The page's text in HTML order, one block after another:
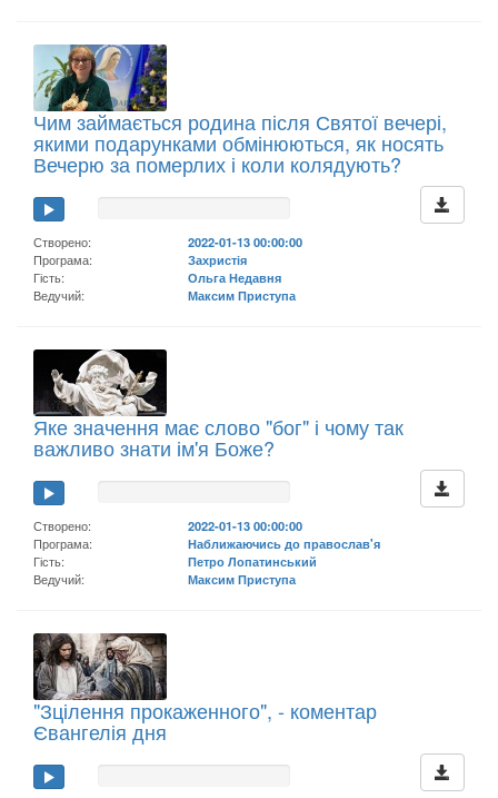
Чим займається родина після Святої вечері,
якими подарунками обмінюються, як носять
Вечерю за померлих і коли колядують?
Створено:
2022-01-13 00:00:00
Програма:
Захристія
Гість:
Ольга Недавня
Ведучий:
Максим Приступа
Яке значення має слово "бог" і чому так
важливо знати ім'я Боже?
Створено:
2022-01-13 00:00:00
Програма:
Наближаючись до православ'я
Гість:
Петро Лопатинський
Ведучий:
Максим Приступа
"Зцілення прокаженного", - коментар
Євангелія дня